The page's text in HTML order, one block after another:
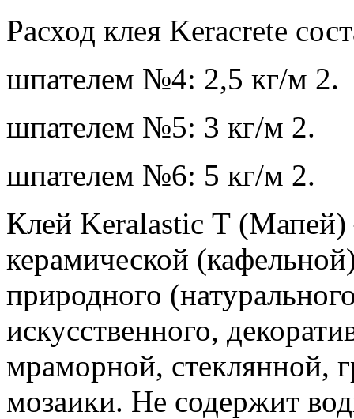
Расход клея Keracrete
шпателем №4: 2,5 кг/м 2.
шпателем №5: 3 кг/м 2.
шпателем №6: 5 кг/м 2.
Клей Keralastic Т (Мапей)
керамической
природного
искусственного,
мраморной, стеклянной,
мозаики. Не содержит